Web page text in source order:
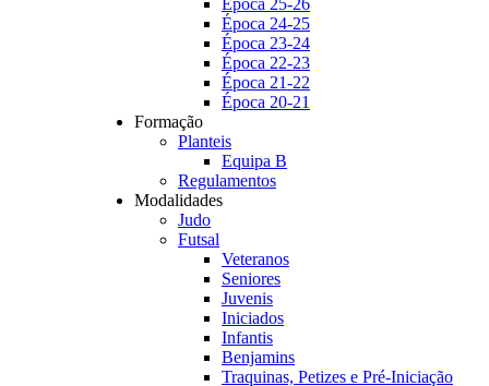
Época 25-26
Época 24-25
Época 23-24
Época 22-23
Época 21-22
Época 20-21
Formação
Planteis
Equipa B
Regulamentos
Modalidades
Judo
Futsal
Veteranos
Seniores
Juvenis
Iniciados
Infantis
Benjamins
Traquinas, Petizes e Pré-Iniciação